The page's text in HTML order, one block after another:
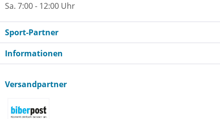
Sa. 7:00 - 12:00 Uhr
Sport-Partner
Informationen
Versandpartner